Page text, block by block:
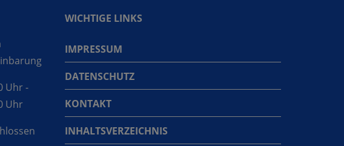
Uhr -
Uhr
WICHTIGE LINKS
IMPRESSUM
DATENSCHUTZ
KONTAKT
INHALTSVERZEICHNIS